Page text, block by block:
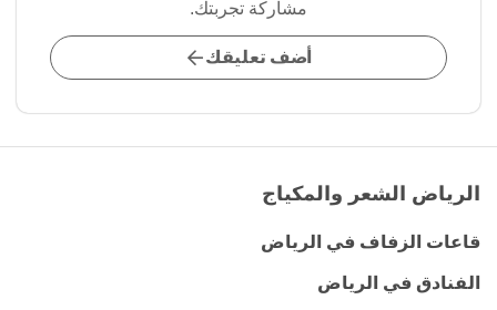
مشاركة تجربتك.
أضف تعليقك
الرياض الشعر والمكياج
قاعات الزفاف في الرياض
الفنادق في الرياض